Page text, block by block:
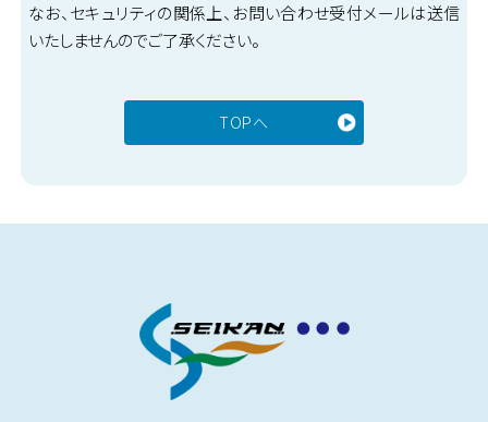
なお、セキュリティの関係上、お問い合わせ受付メールは送信
いたしませんのでご了承ください。
TOPへ